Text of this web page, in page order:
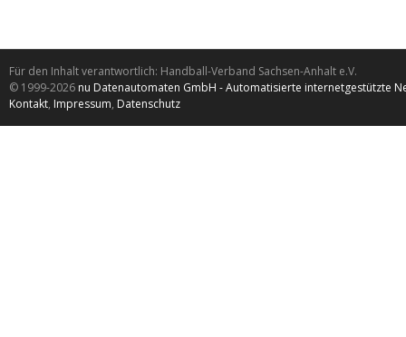
Für den Inhalt verantwortlich: Handball-Verband Sachsen-Anhalt e.V.
© 1999-2026 nu Datenautomaten GmbH - Automatisierte internetgestützte
Kontakt, Impressum, Datenschutz